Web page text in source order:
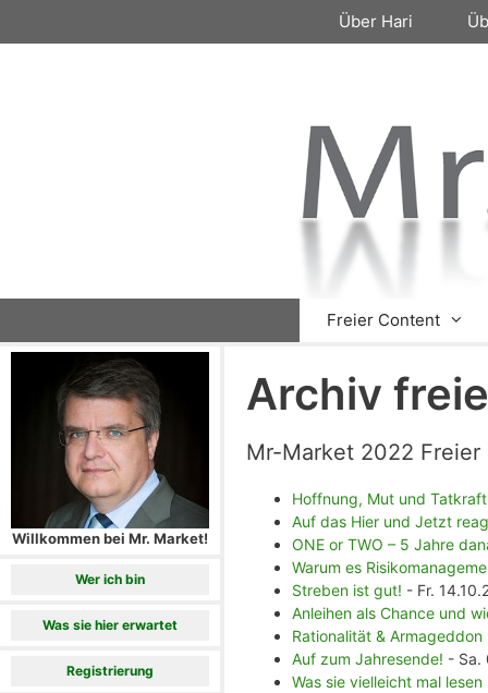
Über Hari
Freier Content
Archiv
Mr-Market 2022 Freier
Hoffnung, Mut und
Auf das Hier und Jetzt
ONE or TWO – 5 Jahre
Warum es
Streben ist gut! - Fr.
Anleihen als Chance und
Rationalität & Armageddon
Auf zum Jahresende! - Sa.
Was sie vielleicht mal lesen
Willkommen bei Mr. Market!
Wer ich bin
Was sie hier erwartet
Registrierung